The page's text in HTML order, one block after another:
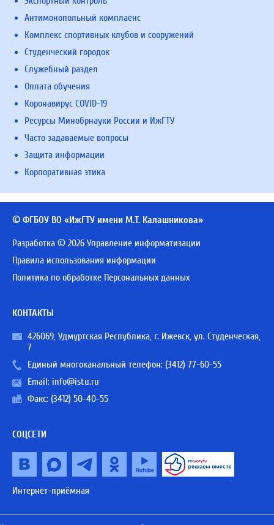
Антимонопольный комплаенс
Комплекс спортивных клубов и сооружений
Студенческий городок
Служебный раздел
Оплата обучения
Коронавирус COVID-19
Ресурсы Минобрнауки России и ИжГТУ
Часто задаваемые вопросы
Защита информации
Корпоративная этика
© ФГБОУ ВО «ИжГТУ имени М.Т. Калашникова»
Разработка © 2026 Управление информатизации
Правила использования информации
Политика по обработке Персональных данных
КОНТАКТЫ
426069, Удмуртская Республика, г. Ижевск, ул. Студенческая,
7
Единый многоканальный телефон: (3412) 77-60-55
Email: info@istu.ru
Факс: (3412) 50-40-55
СОЦСЕТИ
Интернет-приёмная